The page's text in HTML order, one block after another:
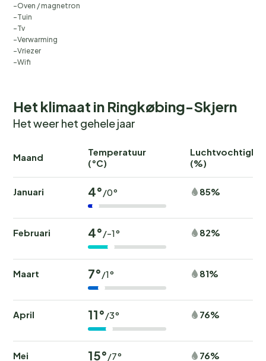
Oven / magnetron
Tuin
Tv
Verwarming
Vriezer
Wifi
Het klimaat in Ringkøbing-Skjern
Het weer het gehele jaar
Maand
Temperatuur
(°C)
(%)
Januari 4°/0° 85%
Februari 4°/-1° 82%
Maart 7°/1° 81%
April 11°/3° 76%
Mei 15°/7° 76%